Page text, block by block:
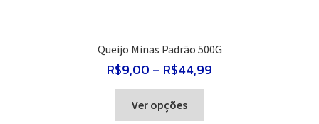
Queijo Minas Padrão 500G
R$9,00 – R$44,99
Ver opções